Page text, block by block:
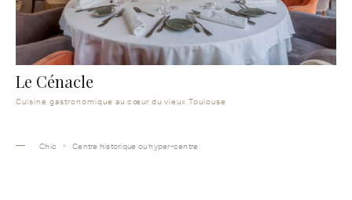
Le Cénacle
Cuisine gastronomique au cœur du vieux Toulouse
Chic Centre historique ou hyper-centre